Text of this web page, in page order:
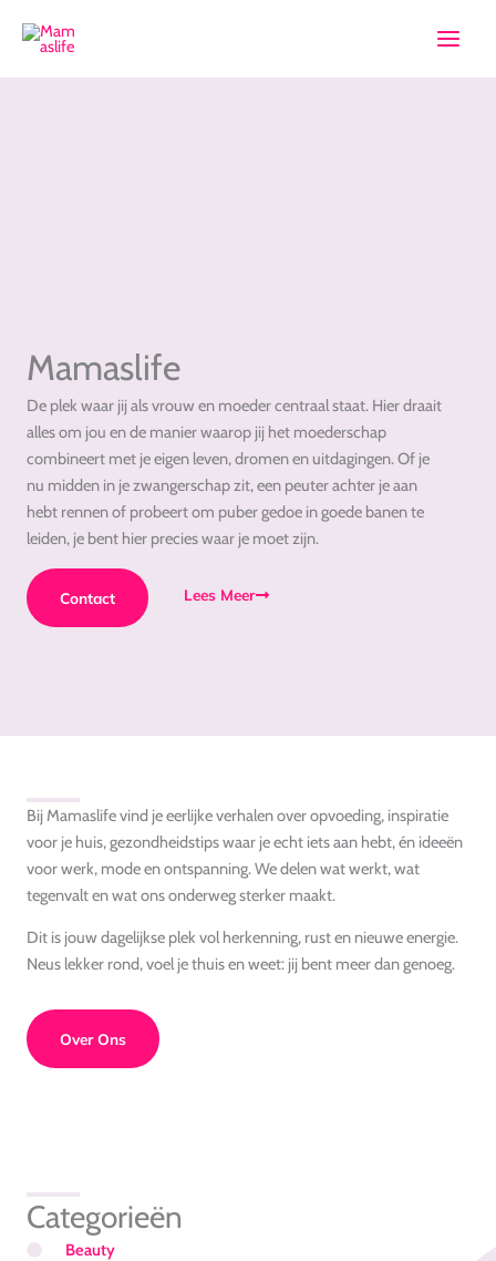
naar
Mamaslife
De plek waar jij als vrouw en moeder centraal staat. Hier draait
alles om jou en de manier waarop jij het moederschap
combineert met je eigen leven, dromen en uitdagingen. Of je
nu midden in je zwangerschap zit, een peuter achter je aan
hebt rennen of probeert om puber gedoe in goede banen te
leiden, je bent hier precies waar je moet zijn.
Contact Lees Meer
Bij Mamaslife vind je eerlijke verhalen over opvoeding, inspiratie
voor je huis, gezondheidstips waar je echt iets aan hebt, én ideeën
voor werk, mode en ontspanning. We delen wat werkt, wat
tegenvalt en wat ons onderweg sterker maakt.
Dit is jouw dagelijkse plek vol herkenning, rust en nieuwe energie.
Neus lekker rond, voel je thuis en weet: jij bent meer dan genoeg.
Over Ons
Categorieën
Beauty